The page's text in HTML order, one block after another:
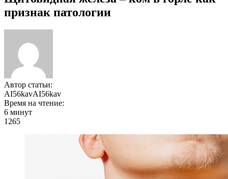
признак патологии
Автор статьи:
AI56kavAI56kav
Время на чтение:
6 минут
1265